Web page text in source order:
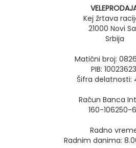
Kej žrtava
21000 Novi
Srbija
Matični broj:
PIB:
Šifra delatnosti:
Račun Banca
160-106250-
Radno
Radnim danima: